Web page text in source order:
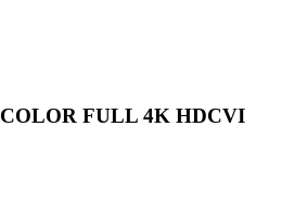
מצלמת אבטחה צינור COLOR FULL 4K HDCVI